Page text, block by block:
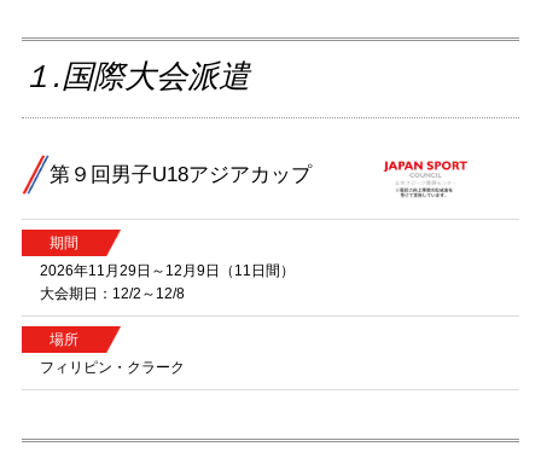
１.国際大会派遣
第９回男子U18アジアカップ
期間
2026年11月29日～12月9日（11日間）
大会期日：12/2～12/8
場所
フィリピン・クラーク